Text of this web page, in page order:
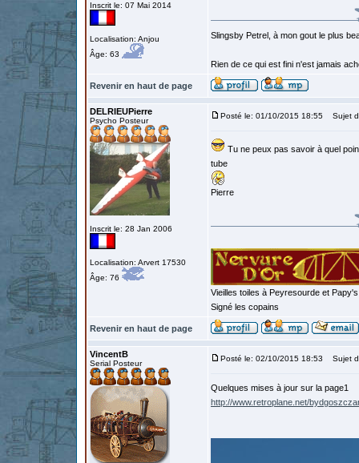
Inscrit le: 07 Mai 2014
Localisation: Anjou
Âge: 63
Slingsby Petrel, à mon gout le plus
Rien de ce qui est fini n'est jamais
Revenir en haut de page
DELRIEUPierre
Psycho Posteur
Inscrit le: 28 Jan 2006
Localisation: Arvert 17530
Âge: 76
Posté le: 01/10/2015 18:55 Sujet
Tu ne peux pas savoir à quel
tube
Pierre
Vieilles toiles à Peyresourde et
Signé les copains
Revenir en haut de page
VincentB
Serial Posteur
Posté le: 02/10/2015 18:53 Sujet
Quelques mises à jour sur la page1
http://www.retroplane.net/